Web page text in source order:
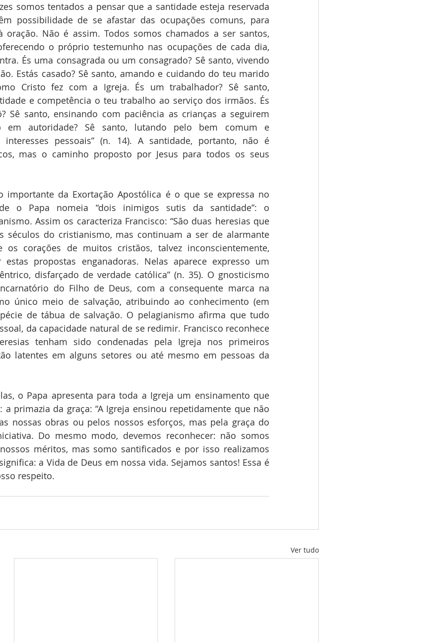
somos tentados a pensar que a santidade esteja reservada
possibilidade de se afastar das ocupações comuns, para
Não é assim. Todos somos chamados a ser santos,
o próprio testemunho nas ocupações de cada dia,
És uma consagrada ou um consagrado? Sê santo, vivendo
Estás casado? Sê santo, amando e cuidando do teu marido
Cristo fez com a Igreja. És um trabalhador? Sê santo,
e competência o teu trabalho ao serviço dos irmãos. És
Sê santo, ensinando com paciência as crianças a seguirem
em autoridade? Sê santo, lutando pelo bem comum e
interesses pessoais” (n. 14). A santidade, portanto, não é
mas o caminho proposto por Jesus para todos os seus
o Papa nomeia “dois inimigos sutis da santidade”: o
Assim os caracteriza Francisco: “São duas heresias que
séculos do cristianismo, mas continuam a ser de alarmante
os corações de muitos cristãos, talvez inconscientemente,
estas propostas enganadoras. Nelas aparece expresso um
disfarçado de verdade católica” (n. 35). O gnosticismo
do Filho de Deus, com a consequente marca na
único meio de salvação, atribuindo ao conhecimento (em
de tábua de salvação. O pelagianismo afirma que tudo
da capacidade natural de se redimir. Francisco reconhece
tenham sido condenadas pela Igreja nos primeiros
latentes em alguns setores ou até mesmo em pessoas da
a primazia da graça: “A Igreja ensinou repetidamente que não
nossas obras ou pelos nossos esforços, mas pela graça do
Do mesmo modo, devemos reconhecer: não somos
méritos, mas somo santificados e por isso realizamos
a Vida de Deus em nossa vida. Sejamos santos! Essa é
respeito.
Ver tudo